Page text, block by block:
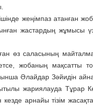
жеңімпаз атанған
жастардың жұмы­сы
өз саласының
жобаның мақсатты
Әлайдар Зәйидін
жария­лауда Тұрар
арнайы тізім